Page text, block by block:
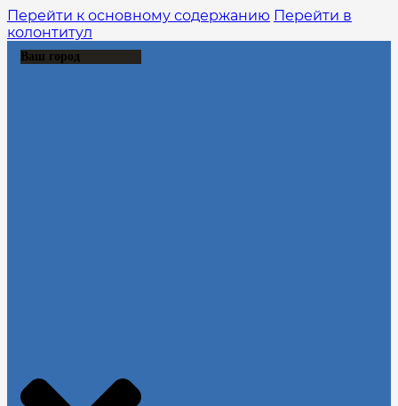
Перейти к основному содержанию Перейти в
колонтитул
Ваш город